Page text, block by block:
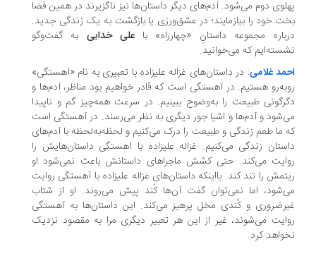
دوم می‌شود. آدم‌های دیگر داستان‌ها نیز ناگزیرند در همین فضا
خود را بیازمایند؛ در عشق‌ورزی یا بازگشت به یک زندگی جدید.
مجموعه داستانِ «چهارراه» باعلی خدایی به گفت‌وگو
که می‌خوانید.
غلامی: در داستان‌های غزاله علیزاده با تعبیری به نام «آهستگی»
هستیم. در آهستگی است که قادر خواهیم بود مناظر، آدم‌ها و
طبیعت را به‌وضوح ببینیم. در سرعت همه‌چیز گم و ناپیدا
و آدم‌ها و اشیا جور دیگری به نظر می‌رسند. در آهستگی است
ما طعم زندگی و طبیعت را درک می‌کنیم و لحظه‌به‌لحظه با آدم‌های
زندگی می‌کنیم. غزاله علیزاده با آهستگی داستان‌هایش را
می‌کند. حتی کشش ماجراهای داستانش باعث نمی‌شود او
را تند کند. بااینکه داستان‌های غزاله علیزاده با آ‌هستگی روایت
اما نمی‌توان گفت آن‌ها کُند پیش می‌روند. او از شتاب
و کُندی مخل پرهیز می‌کند. این داستان‌ها به آهستگی
می‌شوند، غیر از این هر تعبیر دیگری مرا به مقصود نزدیک
کرد.